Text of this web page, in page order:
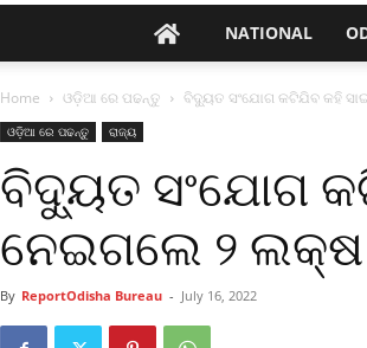
NATIONAL
Home ଓଡ଼ିଆ ରେ ପଢନ୍ତୁ ବିଦ୍ୟୁତ ସଂଯୋଗ କଟିଯିବ କହି
ଓଡ଼ିଆ ରେ ପଢନ୍ତୁ ରାଜ୍ୟ
ବିଦ୍ୟୁତ ସଂଯୋଗ
ନେଇଗଲେ ୨ ଲକ୍ଷ
By ReportOdisha Bureau - July 16, 2022